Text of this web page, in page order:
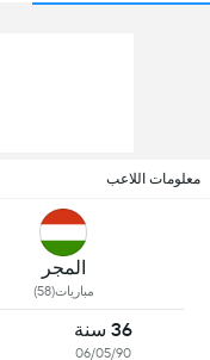
معلومات اللاعب
المجر
مباريات(58)
36 سنة
06/05/90